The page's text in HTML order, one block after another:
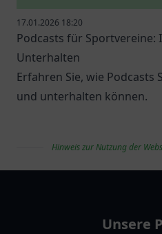
17.01.2026 18:20
Podcasts für
Unterhalten
Erfahren Sie, wie
und unterhalten können.
Hinweis zur Nutzung der
Unsere